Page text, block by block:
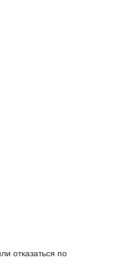
отказаться по